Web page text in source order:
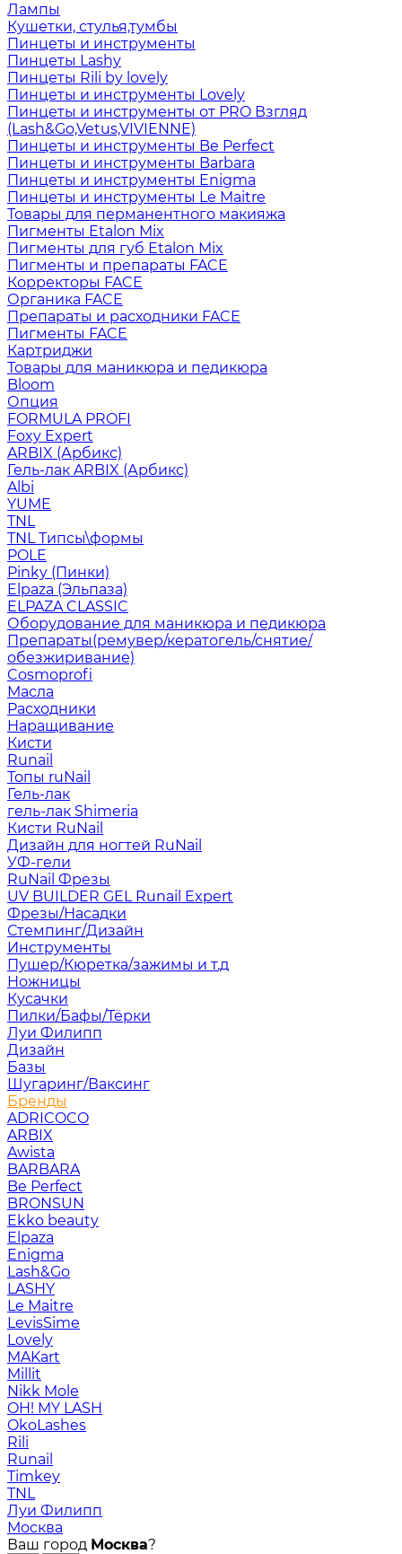
Лампы
Кушетки, стулья,тумбы
Пинцеты и инструменты
Пинцеты Lashy
Пинцеты Rili by lovely
Пинцеты и инструменты Lovely
Пинцеты и инструменты от PRO Взгляд
(Lash&Go,Vetus,VIVIENNE)
Пинцеты и инструменты Be Perfect
Пинцеты и инструменты Barbara
Пинцеты и инструменты Enigma
Пинцеты и инструменты Le Maitre
Товары для перманентного макияжа
Пигменты Etalon Mix
Пигменты для губ Etalon Mix
Пигменты и препараты FACE
Корректоры FACE
Органика FACE
Препараты и расходники FACE
Пигменты FACE
Картриджи
Товары для маникюра и педикюра
Bloom
Опция
FORMULA PROFI
Foxy Expert
ARBIX (Арбикс)
Гель-лак ARBIX (Арбикс)
Albi
YUME
TNL
TNL Типсы\формы
POLE
Pinky (Пинки)
Elpaza (Эльпаза)
ELPAZA CLASSIC
Оборудование для маникюра и педикюра
Препараты(ремувер/кератогель/снятие/
обезжиривание)
Cosmoprofi
Масла
Расходники
Наращивание
Кисти
Runail
Топы ruNail
Гель-лак
гель-лак Shimeria
Кисти RuNail
Дизайн для ногтей RuNail
УФ-гели
RuNail Фрезы
UV BUILDER GEL Runail Expert
Фрезы/Насадки
Стемпинг/Дизайн
Инструменты
Пушер/Кюретка/зажимы и т.д
Ножницы
Кусачки
Пилки/Бафы/Тёрки
Луи Филипп
Дизайн
Базы
Шугаринг/Ваксинг
Бренды
ADRICOCO
ARBIX
Awista
BARBARA
Be Perfect
BRONSUN
Ekko beauty
Elpaza
Enigma
Lash&Go
LASHY
Le Maitre
LevisSime
Lovely
MAKart
Millit
Nikk Mole
OH! MY LASH
OkoLashes
Rili
Runail
Timkey
TNL
Луи Филипп
Москва
Ваш город Москва?